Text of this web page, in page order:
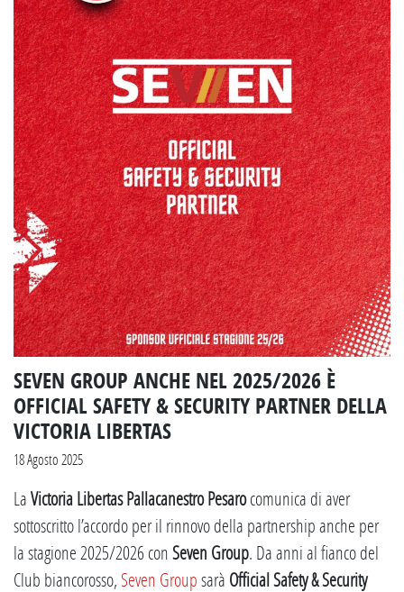
SEVEN GROUP ANCHE NEL 2025/2026 È
OFFICIAL SAFETY & SECURITY PARTNER DELLA
VICTORIA LIBERTAS
18 Agosto 2025
LaVictoria Libertas Pallacanestro Pesarocomunica di aver
sottoscritto l’accordo per il rinnovo della partnership anche per
la stagione 2025/2026 conSeven Group. Da anni al fianco del
Club biancorosso, Seven Groupsarà Official Safety & Security